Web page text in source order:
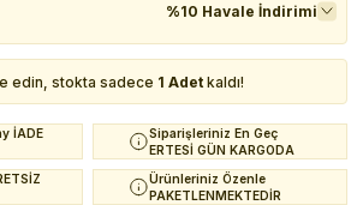
%10 Havale İndirimi
edin, stokta sadece 1 Adet kaldı!
İADE
Siparişleriniz En Geç
ERTESİ GÜN KARGODA
Ürünleriniz Özenle
PAKETLENMEKTEDİR